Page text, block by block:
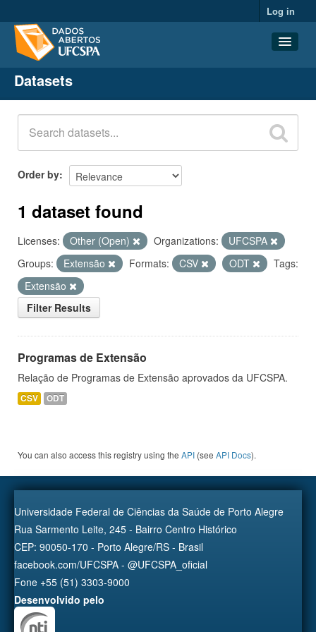
Log in
Datasets
Organizations
Groups
About
Datasets
Order by
1 dataset found
Licenses: Other (Open) Organizations:
UFCSPA
Groups:
Extensão Formats: CSV ODT
Tags:
Extensão
Filter Results
Programas de Extensão
Relação de Programas de Extensão aprovados da UFCSPA.
CSV ODT
You can also access this registry using the API (see API Docs).
Universidade Federal de Ciências da Saúde de Porto Alegre
Rua Sarmento Leite, 245 - Bairro Centro Histórico
CEP: 90050-170 - Porto Alegre/RS - Brasil
facebook.com/UFCSPA - @UFCSPA_oficial
Fone +55 (51) 3303-9000
Desenvolvido pelo